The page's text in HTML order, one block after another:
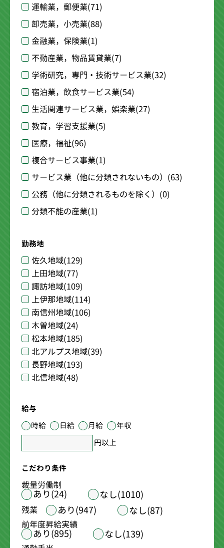
運輸業，郵便業(71)
卸売業，小売業(88)
金融業，保険業(1)
不動産業，物品賃貸業(7)
学術研究，専門・技術サービス業(32)
宿泊業，飲食サービス業(54)
生活関連サービス業，娯楽業(27)
教育，学習支援業(5)
医療，福祉(96)
複合サービス事業(1)
サービス業（他に分類されないもの） (63)
公務（他に分類されるものを除く） (0)
分類不能の産業(1)
勤務地
佐久地域(129)
上田地域(77)
諏訪地域(109)
上伊那地域(114)
南信州地域(106)
木曽地域(24)
松本地域(185)
北アルプス地域(39)
長野地域(193)
北信地域(48)
給与
時給
日給 月給
年収
円以上
こだわり条件
裁量労働制
あり(24) なし(1010)
残業 あり(947) なし(87)
前年度昇給実績
あり(895) なし(139)